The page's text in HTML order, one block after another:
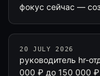
фокус сейчас —
20 JULY 2026
руководитель hr-
000 ₽ до 150 000